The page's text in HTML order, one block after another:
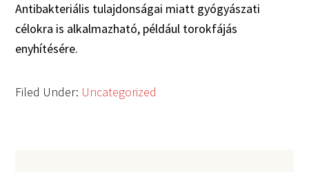
Antibakteriális tulajdonságai miatt gyógyászati
célokra is alkalmazható, például torokfájás
enyhítésére.
Filed Under: Uncategorized